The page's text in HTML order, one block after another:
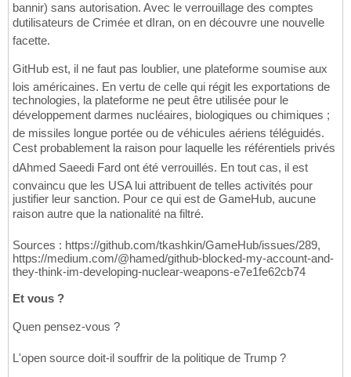
bannir) sans autorisation. Avec le verrouillage des comptes
dutilisateurs de Crimée et dIran, on en découvre une nouvelle
facette.
GitHub est, il ne faut pas loublier, une plateforme soumise aux
lois américaines. En vertu de celle qui régit les exportations de
technologies, la plateforme ne peut être utilisée pour le
développement darmes nucléaires, biologiques ou chimiques ;
de missiles longue portée ou de véhicules aériens téléguidés.
Cest probablement la raison pour laquelle les référentiels privés
dAhmed Saeedi Fard ont été verrouillés. En tout cas, il est
convaincu que les USA lui attribuent de telles activités pour
justifier leur sanction. Pour ce qui est de GameHub, aucune
raison autre que la nationalité na filtré.
Sources : https://github.com/tkashkin/GameHub/issues/289,
https://medium.com/@hamed/github-blocked-my-account-and-
they-think-im-developing-nuclear-weapons-e7e1fe62cb74
Et vous ?
Quen pensez-vous ?
L'open source doit-il souffrir de la politique de Trump ?